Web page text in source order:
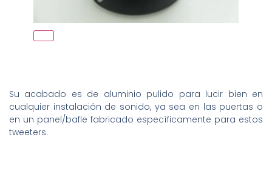
Su acabado es de aluminio pulido para lucir bien en
cualquier instalación de sonido, ya sea en las puertas o
en un panel/bafle fabricado específicamente para estos
tweeters.